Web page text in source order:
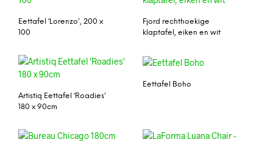
Eettafel ‘Lorenzo’, 200 x
100
Fjord rechthoekige
klaptafel, eiken en wit
Artistiq Eettafel ‘Roadies’
180 x 90cm
Eettafel Boho